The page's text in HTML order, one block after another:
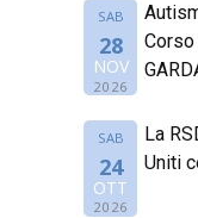
SAB
28
NOV
2026
Corso
SAB
24
OTT
2026
La
Uniti